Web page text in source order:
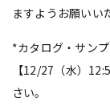
ますようお願いい
*カタログ・サン
【12/27（水）
さい。